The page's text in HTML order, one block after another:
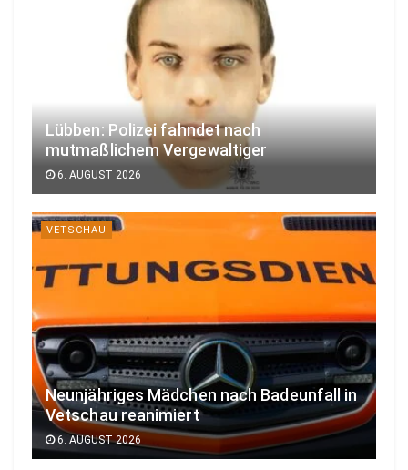
Lübben: Polizei fahndet nach
mutmaßlichem Vergewaltiger
6. AUGUST 2026
VETSCHAU
Neunjähriges Mädchen nach Badeunfall in
Vetschau reanimiert
6. AUGUST 2026